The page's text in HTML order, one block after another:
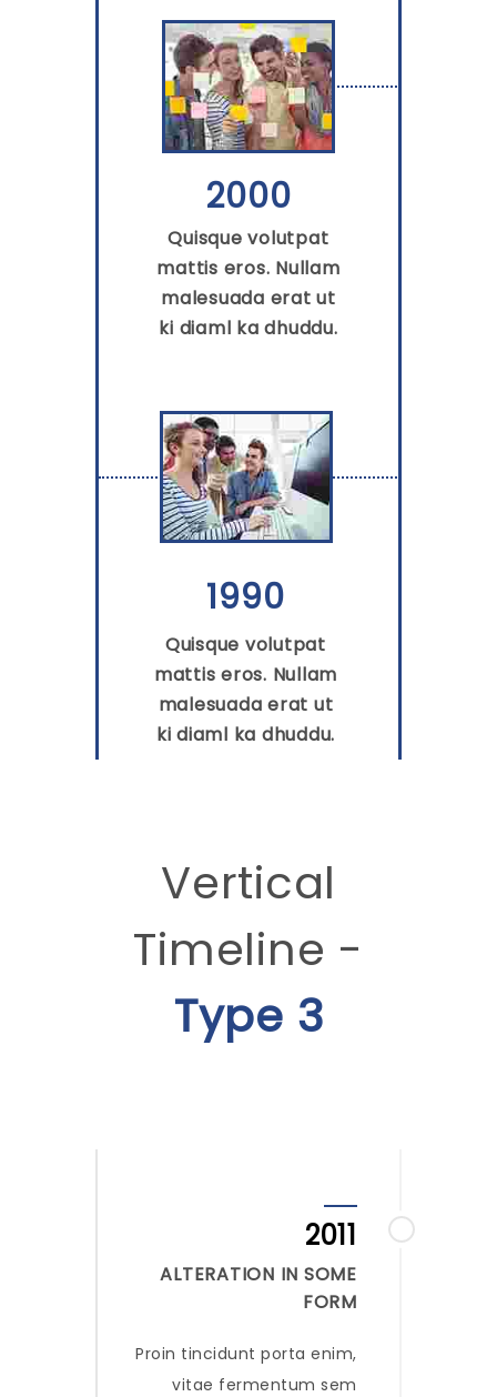
2000
Quisque volutpat
mattis eros. Nullam
malesuada erat ut
ki diaml ka dhuddu.
1990
Quisque volutpat
mattis eros. Nullam
malesuada erat ut
ki diaml ka dhuddu.
Vertical
Timeline -
Type 3
2011
ALTERATION IN SOME
FORM
Proin tincidunt porta enim,
vitae fermentum sem